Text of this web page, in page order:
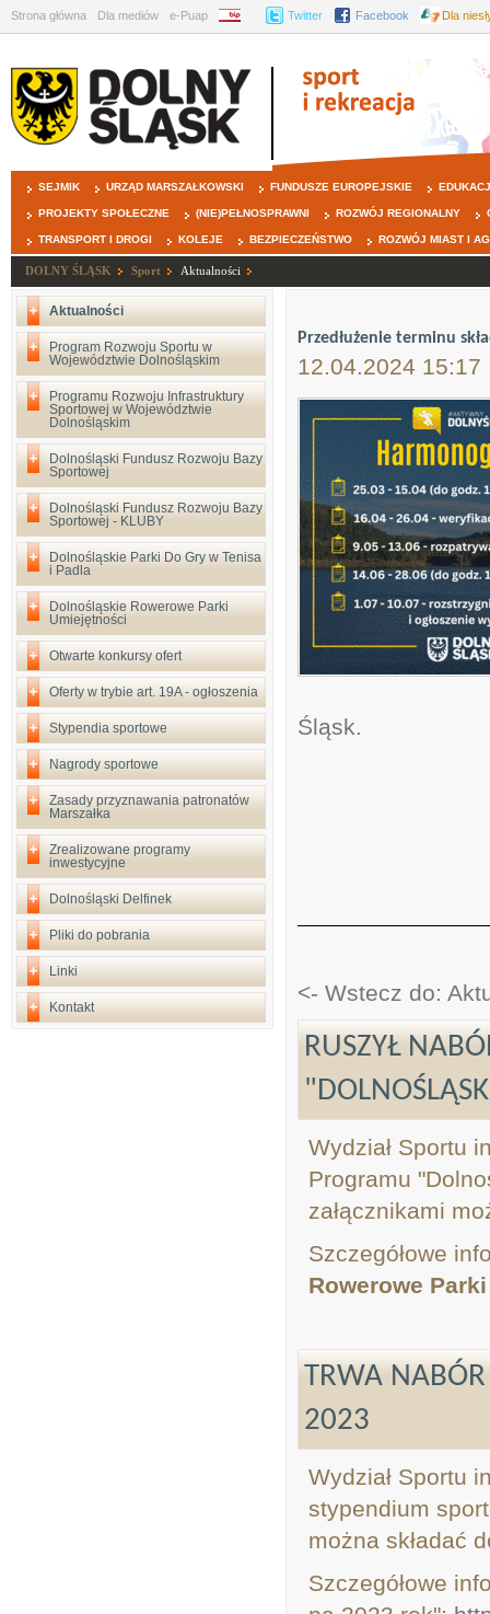
Strona główna Dla mediów e-Puap BIP Twitter Facebook Dla
SEJMIK URZĄD MARSZAŁKOWSKI FUNDUSZE EUROPEJSKIE
PROJEKTY SPOŁECZNE (NIE)PEŁNOSPRAWNI ROZWÓJ REGIONALNY
TRANSPORT I DROGI KOLEJE BEZPIECZEŃSTWO ROZWÓJ MIAST I
DOLNY ŚLĄSK Sport Aktualności
Aktualności
Program Rozwoju Sportu w
Województwie Dolnośląskim
Programu Rozwoju Infrastruktury
Sportowej w Województwie
Dolnośląskim
Dolnośląski Fundusz Rozwoju Bazy
Sportowej
Dolnośląski Fundusz Rozwoju Bazy
Sportowej - KLUBY
Dolnośląskie Parki Do Gry w Tenisa
i Padla
Dolnośląskie Rowerowe Parki
Umiejętności
Otwarte konkursy ofert
Oferty w trybie art. 19A - ogłoszenia
Stypendia sportowe
Nagrody sportowe
Zasady przyznawania patronatów
Marszałka
Zrealizowane programy
inwestycyjne
Dolnośląski Delfinek
Pliki do pobrania
Linki
Kontakt
Przedłużenie terminu
12.04.2024 15:17
Śląsk.
<- Wstecz do:
RUSZYŁ
Wydział Sportu
Programu
załącznikami
Szczegółowe
Rowerowe
TRWA
2023
Wydział Sportu
stypendium
można składać
Szczegółowe